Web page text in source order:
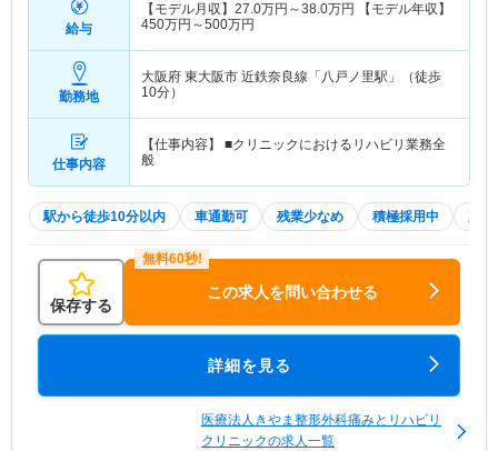
給与
【モデル月収】 27.0万円～38.0万円
【モデル年収】
450万円～500万円
勤務地
大阪府 東大阪市 近鉄奈良線「八戸ノ里駅」（徒歩
10分）
仕事内容
【仕事内容】 ■クリニックにおけるリハビリ業務全
般
駅から徒歩10分以内 車通勤可 残業少なめ 積極採用中 夏～
保存する
この求人を問い合わせる
詳細を見る
医療法人きやま整形外科痛みとリハビリ
クリニックの求人一覧